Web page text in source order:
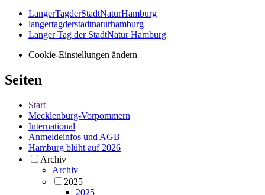
LangerTagderStadtNaturHamburg
langertagderstadtnaturhamburg
Langer Tag der StadtNatur Hamburg
Cookie-Einstellungen ändern
Seiten
Start
Mecklenburg-Vorpommern
International
Anmeldeinfos und AGB
Hamburg blüht auf 2026
Archiv
Archiv
2025
2025